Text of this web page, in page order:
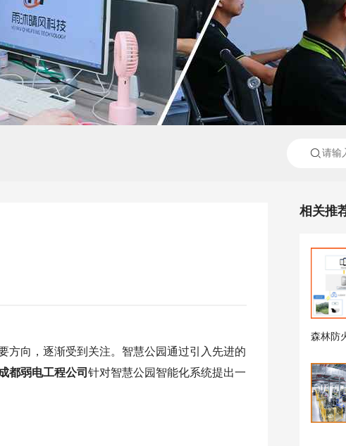

向，逐渐受到关注。智慧公园通过引入先进的
都弱电工程公司 针对智慧公园智能化系统提出一
相关推
森林防